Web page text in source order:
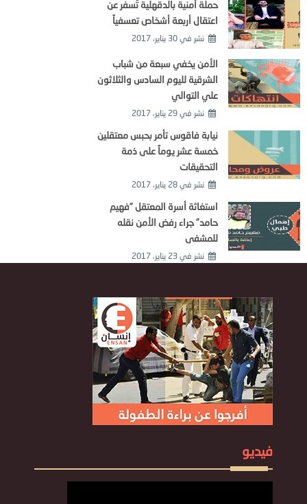
حملة أمنية بالدقهلية تُسفر عن
اعتقال أربعة أشخاص تعسفياً
نشر في 30 يناير، 2017
الأمن يخفي سبعة من شباب
الشرقية لليوم السادس والثلاثون
علي التوالي
نشر في 29 يناير، 2017
نيابة فاقوس تأمر بحبس معتقلين
خمسة عشر يوماً على ذمة
التحقيقات
نشر في 28 يناير، 2017
استغاثة أسرة المعتقل “فهيم
حامد” جراء رفض الأمن نقله
للمشفى
نشر في 23 يناير، 2017
فيديو